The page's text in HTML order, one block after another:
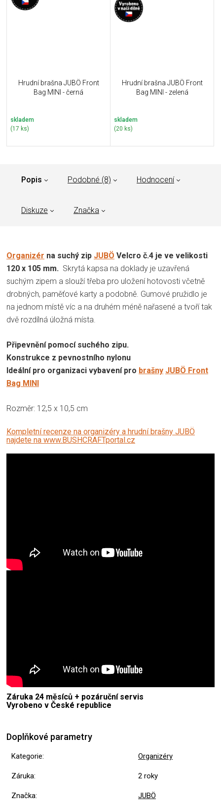
Hrudní brašna JUBÖ Front
Bag MINI - černá
skladem
(17 ks)
Hrudní brašna JUBÖ Front
Bag MINI - zelená
skladem
(20 ks)
Popis Podobné (8) Hodnocení
Diskuze Značka
Organizér na suchý zip JUBÖ Velcro č.4 je ve velikosti
120 x 105 mm. Skrytá kapsa na doklady je uzavřená
suchým zipem a slouží třeba pro uložení hotovosti včetně
drobných, paměťové karty a podobně. Gumové pružidlo je
na jednom místě víc a na druhém méně nařasené a tvoří tak
dvě rozdílná úložná místa.
Připevnění pomocí suchého zipu.
Konstrukce z pevnostního nylonu
Ideální pro organizaci vybavení pro brašny JUBÖ Front
Bag MINI
Rozměr: 12,5 x 10,5 cm
Kompletní recenze na organizéry a hrudní brašny JUBÖ
najdete na www.BUSHCRAFTportal.cz
Záruka 24 měsíců + pozáruční servis
Vyrobeno v České republice
Doplňkové parametry
Kategorie: Organizéry
Záruka: 2 roky
Značka: JUBÖ